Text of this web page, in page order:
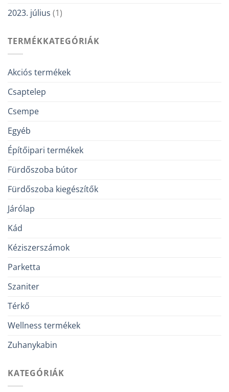
2023. július (1)
TERMÉKKATEGÓRIÁK
Akciós termékek
Csaptelep
Csempe
Egyéb
Építőipari termékek
Fürdőszoba bútor
Fürdőszoba kiegészítők
Járólap
Kád
Kéziszerszámok
Parketta
Szaniter
Térkő
Wellness termékek
Zuhanykabin
KATEGÓRIÁK